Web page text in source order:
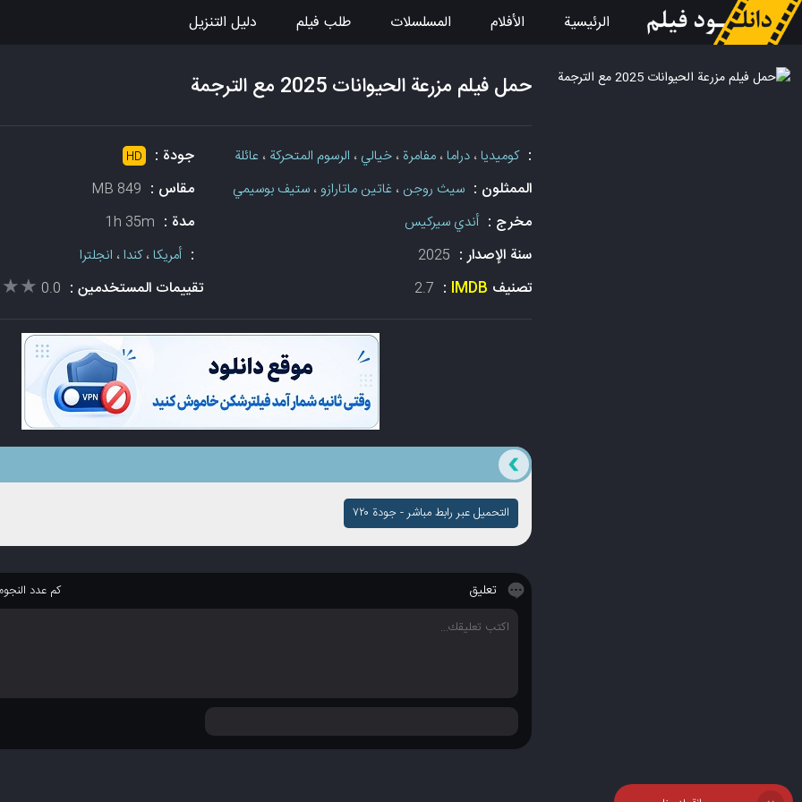
الرئيسية الأفلام المسلسلات طلب فيلم دليل التنزيل
حمل فيلم مزرعة الحيوانات 2025 مع الترجمة
:كوميديا،دراما،مفامرة ،خيالي ، الرسوم المتحركة ، عائلة جودة : HD
الممثلون :سيث روجن ، غاتين ماتارازو،ستيف بوسيمي مقاس : 849 MB
مخرج :أندي سيركيس مدة : 1h 35m
سنة الإصدار : 2025
:أمريكا،كندا، انجلترا
تصنيف IMDB
:
2.7 تقييمات المستخدمين : 0.0
التحميل عبر رابط مباشر - جودة ۷۲۰
تعليق كم عدد